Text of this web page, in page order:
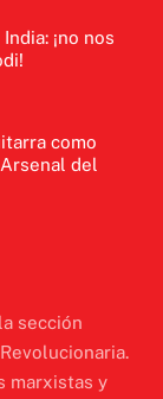
¡no nos
como
del
sección
marxistas y